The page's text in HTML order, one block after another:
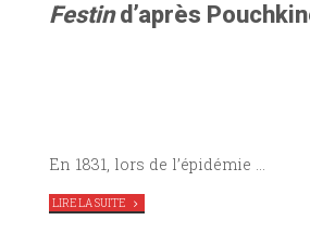
Festind’après
En 1831, lors de l’épidémie …
LIRE LA SUITE"
LE
FESTIN